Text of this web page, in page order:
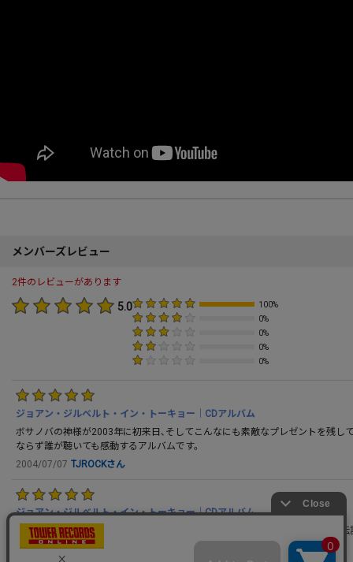
メンバーズレビュー
2件のレビューがあります
5.0
100%
0%
0%
0%
0%
ジョアン・ジルベルト・イン・トーキョー｜CDアルバム
ボサノバの神様が2003年に初来日､そしてこんなにも素敵なプレゼントを残
ならず誰が聴いても感動するアルバムです。
2004/07/07 TJROCKさん
ジョアン・ジルベルト・イン・トーキョー｜CDアルバム
これは凄い。ライヴ録音とは思えないほどの音の良さ。このCDは間違いなく
一枚。ボサノヴァファン必須アイテム！！